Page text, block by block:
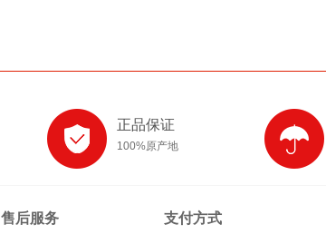
正品保证
100%原产地
售后服务 支付方式